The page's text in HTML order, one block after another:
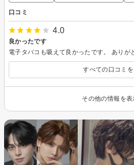
口コミ
4.0
良かったです
電子タバコも吸えて良かったです。 ありが
すべての口コミ
その他の情報を表